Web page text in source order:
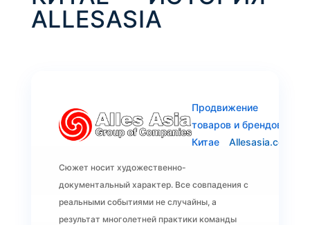
ALLESASIA
Продвижение
товаров и брендов в
Китае
Allesasia.com
Сюжет носит художественно-
документальный характер. Все совпадения с
реальными событиями не случайны, а
результат многолетней практики команды